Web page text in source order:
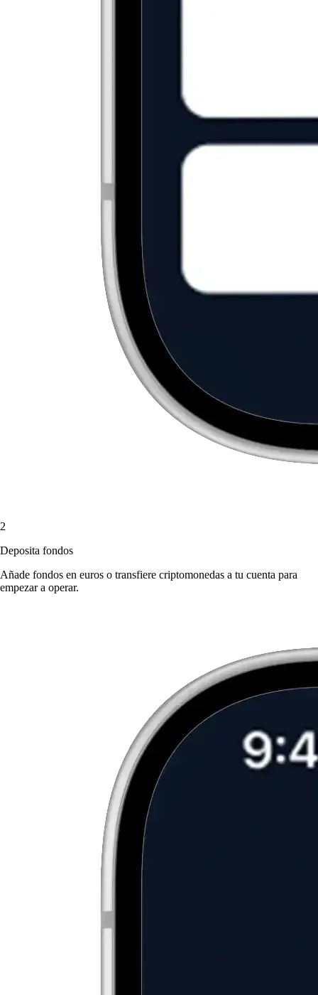
2
Deposita fondos
Añade fondos en euros o transfiere criptomonedas a tu cuenta para
empezar a operar.